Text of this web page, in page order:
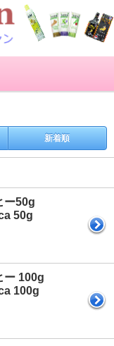
新着順
ー50g
50g
ー 100g
100g